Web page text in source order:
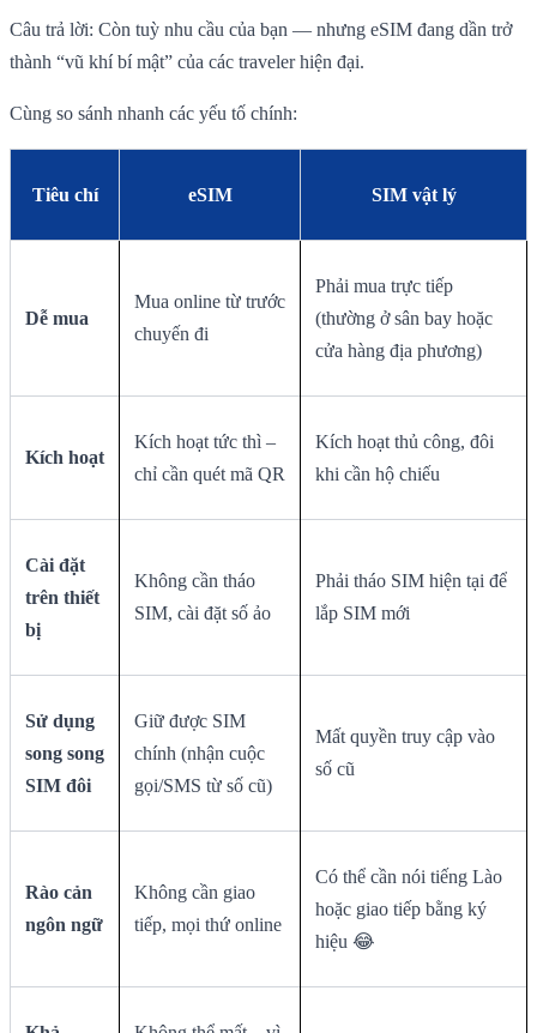
Câu trả lời: Còn tuỳ nhu cầu của bạn — nhưng eSIM đang dần trở
thành “vũ khí bí mật” của các traveler hiện đại.
Cùng so sánh nhanh các yếu tố chính:
Tiêu chí eSIM SIM vật lý
Dễ mua
Mua online từ trước
chuyến đi
Phải mua trực tiếp
(thường ở sân bay hoặc
cửa hàng địa phương)
Kích hoạt
Kích hoạt tức thì –
chỉ cần quét mã QR
Kích hoạt thủ công, đôi
khi cần hộ chiếu
Cài đặt
trên thiết
bị
Không cần tháo
SIM, cài đặt số ảo
Phải tháo SIM hiện tại để
lắp SIM mới
Sử dụng
song song
SIM đôi
Giữ được SIM
chính (nhận cuộc
gọi/SMS từ số cũ)
Mất quyền truy cập vào
số cũ
Rào cản
ngôn ngữ
Không cần giao
tiếp, mọi thứ online
Có thể cần nói tiếng Lào
hoặc giao tiếp bằng ký
hiệu 😂